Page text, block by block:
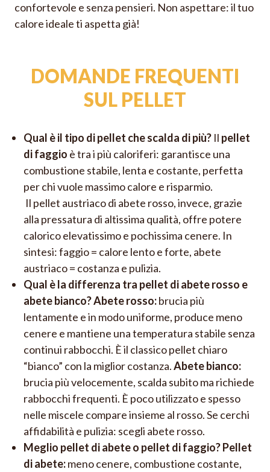
confortevole e senza pensieri. Non aspettare: il tuo
calore ideale ti aspetta già!
DOMANDE FREQUENTI
SUL PELLET
Qual è il tipo di pellet che scalda di più? Il pellet
di faggio è tra i più caloriferi: garantisce una
combustione stabile, lenta e costante, perfetta
per chi vuole massimo calore e risparmio.
Il pellet austriaco di abete rosso, invece, grazie
alla pressatura di altissima qualità, offre potere
calorico elevatissimo e pochissima cenere. In
sintesi: faggio = calore lento e forte, abete
austriaco = costanza e pulizia.
Qual è la differenza tra pellet di abete rosso e
abete bianco? Abete rosso:brucia più
lentamente e in modo uniforme, produce meno
cenere e mantiene una temperatura stabile senza
continui rabbocchi. È il classico pellet chiaro
“bianco” con la miglior costanza.Abete bianco:
brucia più velocemente, scalda subito ma richiede
rabbocchi frequenti. È poco utilizzato e spesso
nelle miscele compare insieme al rosso. Se cerchi
affidabilità e pulizia: scegli abete rosso.
Meglio pellet di abete o pellet di faggio? Pellet
di abete:meno cenere, combustione costante,